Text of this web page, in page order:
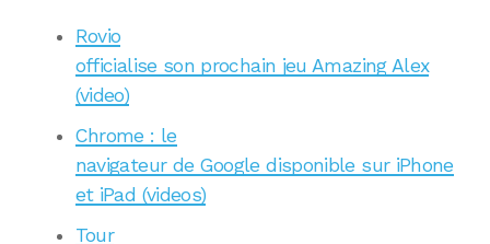
Rovio
officialise son prochain jeu Amazing Alex
(video)
Chrome : le
navigateur de Google disponible sur iPhone
et iPad (videos)
Tour